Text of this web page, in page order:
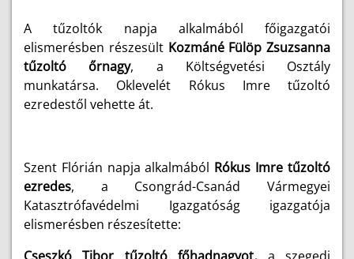
A tűzoltók napja alkalmából főigazgatói
elismerésben részesültKozmáné Fülöp Zsuzsanna
tűzoltó őrnagy, a Költségvetési Osztály
munkatársa. Oklevelét Rókus Imre tűzoltó
ezredestől vehette át.
Szent Flórián napja alkalmából Rókus Imre tűzoltó
ezredes, a Csongrád-Csanád Vármegyei
Katasztrófavédelmi Igazgatóság igazgatója
elismerésben részesítette: